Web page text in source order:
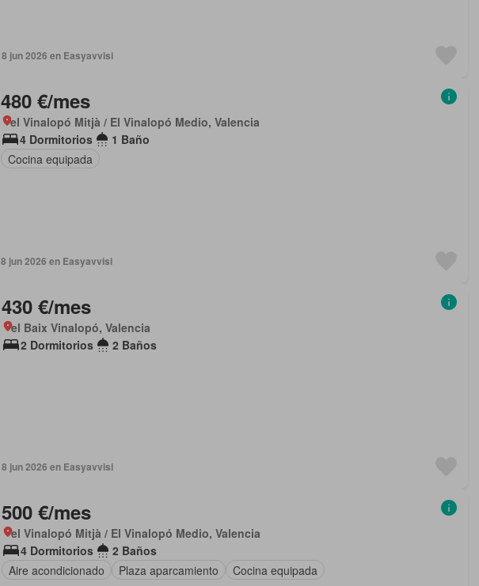
8 jun 2026 en Easyavvisi
480 €/mes
el Vinalopó Mitjà / El Vinalopó Medio, Valencia
4 Dormitorios
1 Baño
Cocina equipada
8 jun 2026 en Easyavvisi
430 €/mes
el Baix Vinalopó, Valencia
2 Dormitorios
2 Baños
8 jun 2026 en Easyavvisi
500 €/mes
el Vinalopó Mitjà / El Vinalopó Medio, Valencia
4 Dormitorios
2 Baños
Aire acondicionado
Plaza aparcamiento Cocina equipada